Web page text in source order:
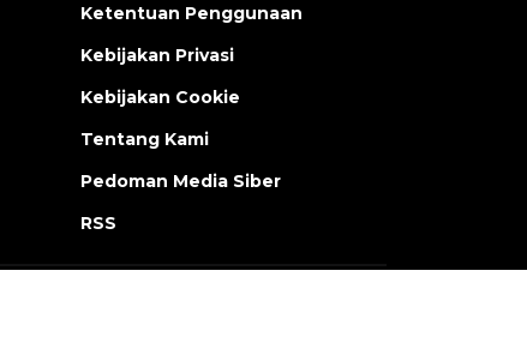
Ketentuan Penggunaan
Kebijakan Privasi
Kebijakan Cookie
Tentang Kami
Pedoman Media Siber
RSS